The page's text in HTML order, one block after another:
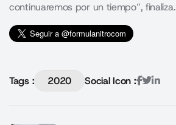
continuaremos por un tiempo”, finaliza.
Tags : 2020 Social Icon :